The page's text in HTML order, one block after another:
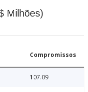
Milhões)
Compromissos
107.09